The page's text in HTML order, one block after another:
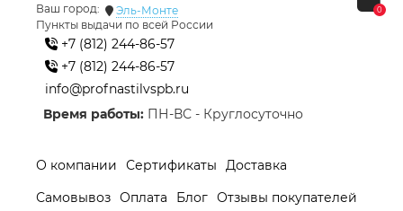
Ваш город:
Эль-Монте
Пункты выдачи по всей России
+7 (812) 244-86-57
+7 (812) 244-86-57
info@profnastilvspb.ru
Время работы: ПН-ВС - Круглосуточно
0
О компании Сертификаты
Доставка
Самовывоз Оплата Блог Отзывы покупателей